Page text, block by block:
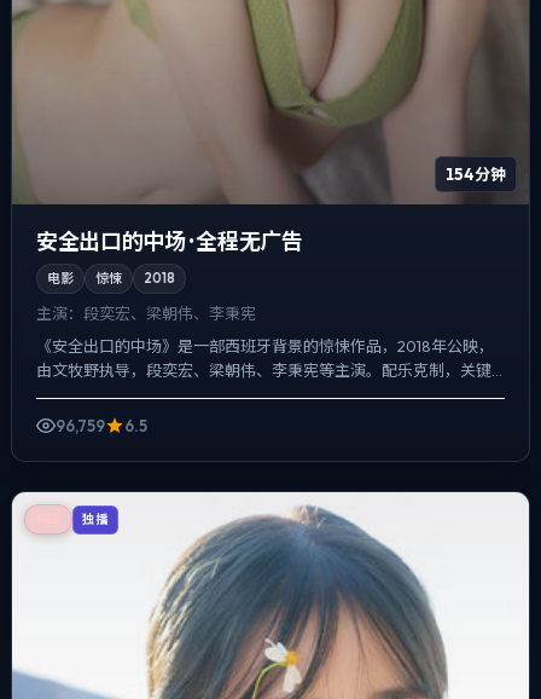
154分钟
安全出口的中场 · 全程无广告
电影 惊悚 2018
主演： 段奕宏、梁朝伟、李秉宪
《安全出口的中场》是一部西班牙背景的惊悚作品，2018年公映，
由文牧野执导，段奕宏、梁朝伟、李秉宪等主演。配乐克制，关键
场面反而以环境声托情绪，人物在道德灰区反复试探，观众情绪...
96,759
6.5
独播